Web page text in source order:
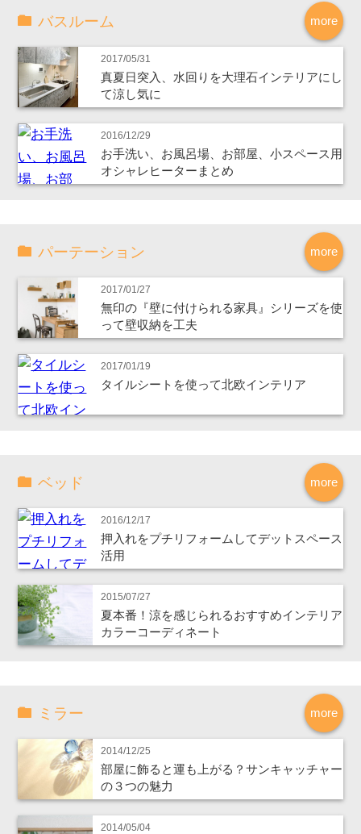
more
バスルーム
2017/05/31
真夏日突入、水回りを大理石インテリアにし
て涼し気に
2016/12/29
お手洗い、お風呂場、お部屋、小スペース用
オシャレヒーターまとめ
more
パーテーション
2017/01/27
無印の『壁に付けられる家具』シリーズを使
って壁収納を工夫
2017/01/19
タイルシートを使って北欧インテリア
more
ベッド
2016/12/17
押入れをプチリフォームしてデットスペース
活用
2015/07/27
夏本番！涼を感じられるおすすめインテリア
カラーコーディネート
more
ミラー
2014/12/25
部屋に飾ると運も上がる？サンキャッチャー
の３つの魅力
2014/05/04